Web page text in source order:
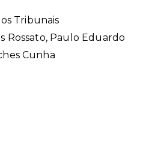
Tribunais
Rossato, Paulo Eduardo
Cunha